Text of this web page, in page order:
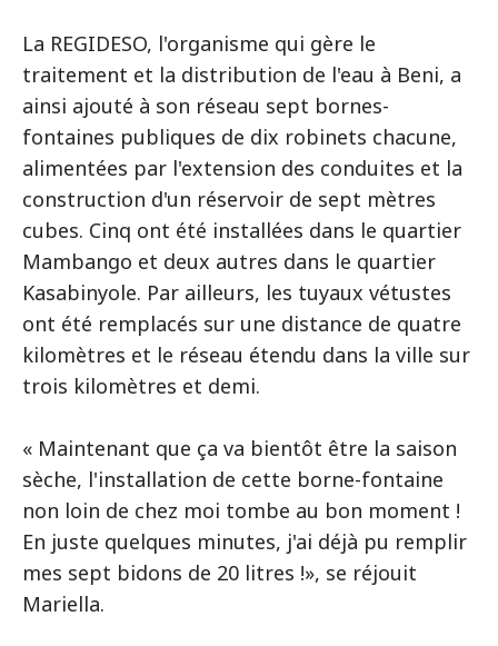
La REGIDESO, l'organisme qui gère le
traitement et la distribution de l'eau à Beni, a
ainsi ajouté à son réseau sept bornes-
fontaines publiques de dix robinets chacune,
alimentées par l'extension des conduites et la
construction d'un réservoir de sept mètres
cubes. Cinq ont été installées dans le quartier
Mambango et deux autres dans le quartier
Kasabinyole. Par ailleurs, les tuyaux vétustes
ont été remplacés sur une distance de quatre
kilomètres et le réseau étendu dans la ville sur
trois kilomètres et demi.
« Maintenant que ça va bientôt être la saison
sèche, l'installation de cette borne-fontaine
non loin de chez moi tombe au bon moment !
En juste quelques minutes, j'ai déjà pu remplir
mes sept bidons de 20 litres !», se réjouit
Mariella.